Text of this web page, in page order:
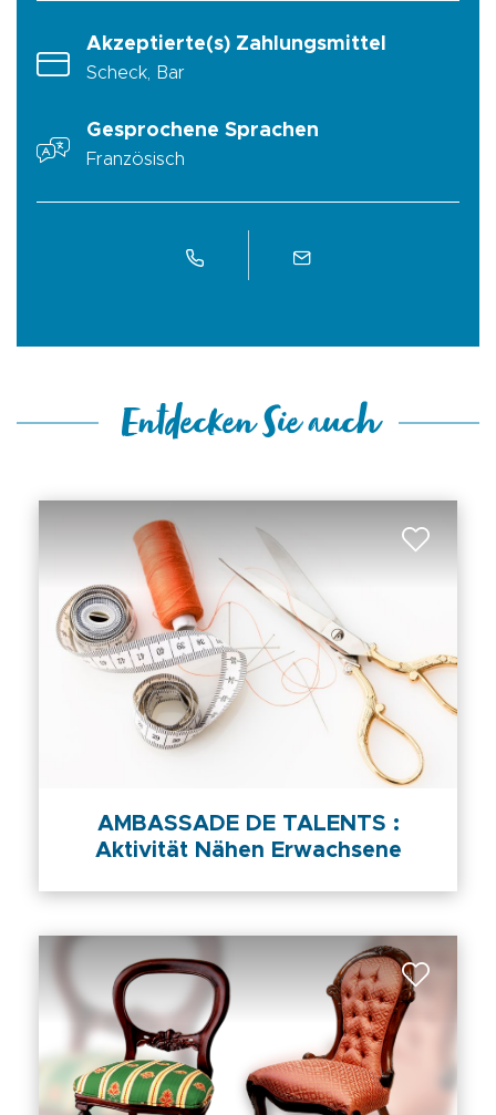
Akzeptierte(s) Zahlungsmittel
Scheck, Bar
Gesprochene Sprachen
Französisch
Entdecken Sie auch
AMBASSADE DE TALENTS :
Aktivität Nähen Erwachsene